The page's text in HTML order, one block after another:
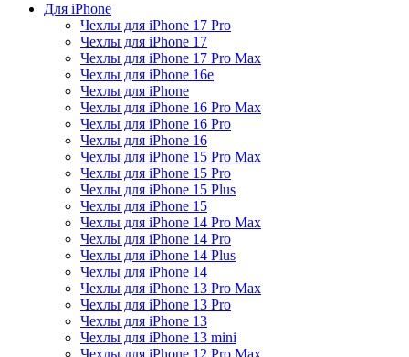
Для iPhone
Чехлы для iPhone 17 Pro
Чехлы для iPhone 17
Чехлы для iPhone 17 Pro Max
Чехлы для iPhone 16e
Чехлы для iPhone
Чехлы для iPhone 16 Pro Max
Чехлы для iPhone 16 Pro
Чехлы для iPhone 16
Чехлы для iPhone 15 Pro Max
Чехлы для iPhone 15 Pro
Чехлы для iPhone 15 Plus
Чехлы для iPhone 15
Чехлы для iPhone 14 Pro Max
Чехлы для iPhone 14 Pro
Чехлы для iPhone 14 Plus
Чехлы для iPhone 14
Чехлы для iPhone 13 Pro Max
Чехлы для iPhone 13 Pro
Чехлы для iPhone 13
Чехлы для iPhone 13 mini
Чехлы для iPhone 12 Pro Max